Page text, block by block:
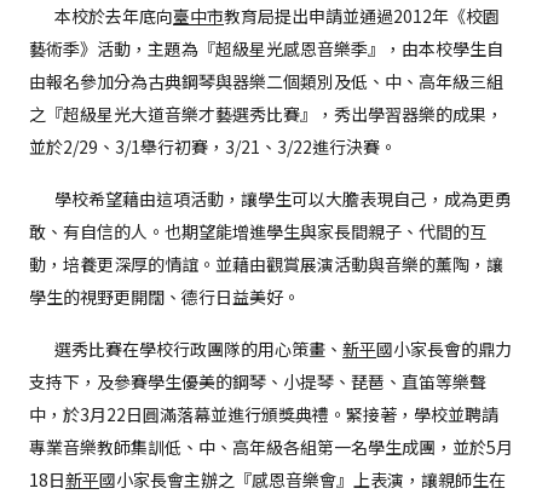
本校於去年底向臺中市教育局提出申請並通過2012年《校園
藝術季》活動，主題為『超級星光感恩音樂季』，由本校學生自
由報名參加分為古典鋼琴與器樂二個類別及低、中、高年級三組
之『超級星光大道音樂才藝選秀比賽』，秀出學習器樂的成果，
並於2/29、3/1舉行初賽，3/21、3/22進行決賽。
學校希望藉由這項活動，讓學生可以大膽表現自己，成為更勇
敢、有自信的人。也期望能增進學生與家長間親子、代間的互
動，培養更深厚的情誼。並藉由觀賞展演活動與音樂的薰陶，讓
學生的視野更開闊、德行日益美好。
選秀比賽在學校行政團隊的用心策畫、 新平國小家長會的鼎力
支持下，及參賽學生優美的鋼琴、小提琴、琵琶、直笛等樂聲
中，於3月22日圓滿落幕並進行頒獎典禮。緊接著，學校並聘請
專業音樂教師集訓低、中、高年級各組第一名學生成團，並於5月
18日新平國小家長會主辦之『感恩音樂會』上表演，讓親師生在